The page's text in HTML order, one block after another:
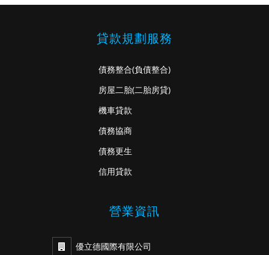
貸款規劃服務
債務整合(負債整合)
房屋二胎(二胎房貸)
機車貸款
債務協商
債務更生
信用貸款
營業資訊
優立德國際有限公司